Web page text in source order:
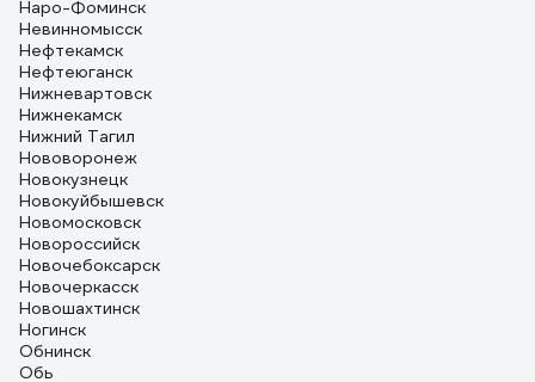
Наро-Фоминск
Невинномысск
Нефтекамск
Нефтеюганск
Нижневартовск
Нижнекамск
Нижний Тагил
Нововоронеж
Новокузнецк
Новокуйбышевск
Новомосковск
Новороссийск
Новочебоксарск
Новочеркасск
Новошахтинск
Ногинск
Обнинск
Обь